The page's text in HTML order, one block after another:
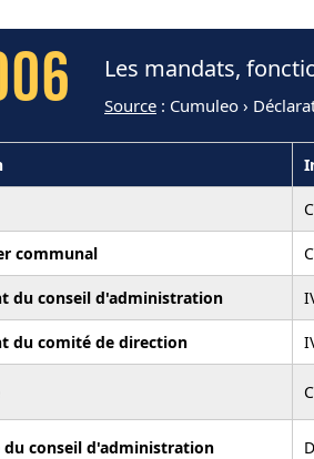
Les mandats,
Source : Cumuleo ›
communal
du conseil d'administration
du comité de direction
du conseil d'administration